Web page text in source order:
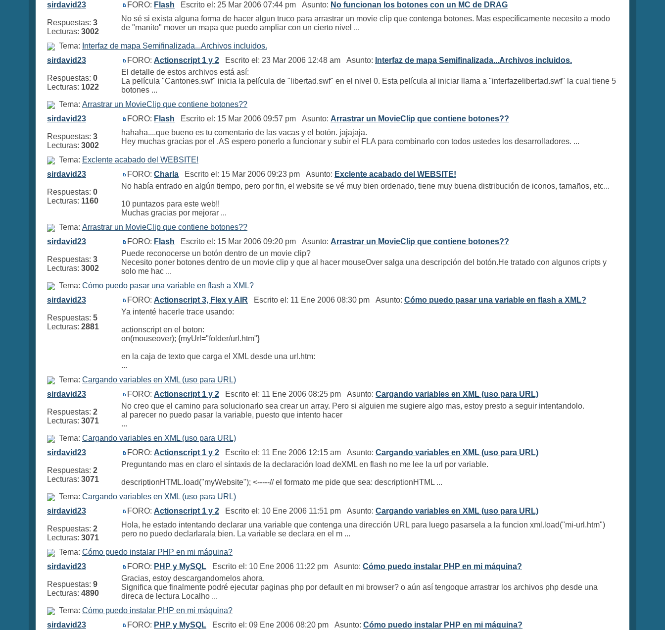
sirdavid23
Respuestas: 3
Lecturas: 3002
FORO: Flash Escrito el: 25 Mar 2006 07:44 pm Asunto: No funcionan los botones con un MC de DRAG
No sé si exista alguna forma de hacer algun truco para arrastrar un movie clip que contenga botones. Mas específicamente necesito a modo
de "manito" mover un mapa que puedo ampliar con un cierto nivel ...
Tema: Interfaz de mapa Semifinalizada...Archivos incluidos.
sirdavid23
Respuestas: 0
Lecturas: 1022
FORO: Actionscript 1 y 2 Escrito el: 23 Mar 2006 12:48 am Asunto: Interfaz de mapa Semifinalizada...Archivos incluidos.
El detalle de estos archivos está así:
La película "Cantones.swf" inicia la película de "libertad.swf" en el nivel 0. Esta película al iniciar llama a "interfazelibertad.swf" la cual tiene 5
botones ...
Tema: Arrastrar un MovieClip que contiene botones??
sirdavid23
Respuestas: 3
Lecturas: 3002
FORO: Flash Escrito el: 15 Mar 2006 09:57 pm Asunto: Arrastrar un MovieClip que contiene botones??
hahaha....que bueno es tu comentario de las vacas y el botón. jajajaja.
Hey muchas gracias por el .AS espero ponerlo a funcionar y subir el FLA para combinarlo con todos ustedes los desarrolladores. ...
Tema: Exclente acabado del WEBSITE!
sirdavid23
Respuestas: 0
Lecturas: 1160
FORO: Charla Escrito el: 15 Mar 2006 09:23 pm Asunto: Exclente acabado del WEBSITE!
No había entrado en algún tiempo, pero por fin, el website se vé muy bien ordenado, tiene muy buena distribución de iconos, tamaños, etc...
10 puntazos para este web!!
Muchas gracias por mejorar ...
Tema: Arrastrar un MovieClip que contiene botones??
sirdavid23
Respuestas: 3
Lecturas: 3002
FORO: Flash Escrito el: 15 Mar 2006 09:20 pm Asunto: Arrastrar un MovieClip que contiene botones??
Puede reconocerse un botón dentro de un movie clip?
Necesito poner botones dentro de un movie clip y que al hacer mouseOver salga una descripción del botón.He tratado con algunos cripts y
solo me hac ...
Tema: Cómo puedo pasar una variable en flash a XML?
sirdavid23
Respuestas: 5
Lecturas: 2881
FORO: Actionscript 3, Flex y AIR Escrito el: 11 Ene 2006 08:30 pm Asunto: Cómo puedo pasar una variable en flash a XML?
Ya intenté hacerle trace usando:
actionscript en el boton:
on(mouseover); {myUrl="folder/url.htm"}
en la caja de texto que carga el XML desde una url.htm:
...
Tema: Cargando variables en XML (uso para URL)
sirdavid23
Respuestas: 2
Lecturas: 3071
FORO: Actionscript 1 y 2 Escrito el: 11 Ene 2006 08:25 pm Asunto: Cargando variables en XML (uso para URL)
No creo que el camino para solucionarlo sea crear un array. Pero si alguien me sugiere algo mas, estoy presto a seguir intentandolo.
al parecer no puedo pasar la variable, puesto que intento hacer
...
Tema: Cargando variables en XML (uso para URL)
sirdavid23
Respuestas: 2
Lecturas: 3071
FORO: Actionscript 1 y 2 Escrito el: 11 Ene 2006 12:15 am Asunto: Cargando variables en XML (uso para URL)
Preguntando mas en claro el síntaxis de la declaración load deXML en flash no me lee la url por variable.
descriptionHTML.load("myWebsite"); <-----// el formato me pide que sea: descriptionHTML ...
Tema: Cargando variables en XML (uso para URL)
sirdavid23
Respuestas: 2
Lecturas: 3071
FORO: Actionscript 1 y 2 Escrito el: 10 Ene 2006 11:51 pm Asunto: Cargando variables en XML (uso para URL)
Hola, he estado intentando declarar una variable que contenga una dirección URL para luego pasarsela a la funcion xml.load("mi-url.htm")
pero no puedo declarlarala bien. La variable se declara en el m ...
Tema: Cómo puedo instalar PHP en mi máquina?
sirdavid23
Respuestas: 9
Lecturas: 4890
FORO: PHP y MySQL Escrito el: 10 Ene 2006 11:22 pm Asunto: Cómo puedo instalar PHP en mi máquina?
Gracias, estoy descargandomelos ahora.
Significa que finalmente podré ejecutar paginas php por default en mi browser? o aún así tengoque arrastrar los archivos php desde una
direca de lectura Localho ...
Tema: Cómo puedo instalar PHP en mi máquina?
sirdavid23
FORO: PHP y MySQL Escrito el: 09 Ene 2006 08:20 pm Asunto: Cómo puedo instalar PHP en mi máquina?